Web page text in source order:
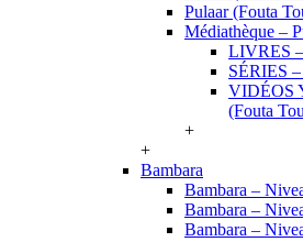
Pulaar (Fouta
Médiathèque –
LIVRES
SÉRIES
VIDÉOS
(Fouta
+
+
Bambara
Bambara –
Bambara –
Bambara –